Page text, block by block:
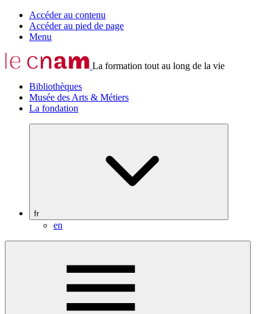
Accéder au contenu
Accéder au pied de page
Menu
La formation tout au long de la vie
Bibliothèques
Musée des Arts & Métiers
La fondation
fr
en